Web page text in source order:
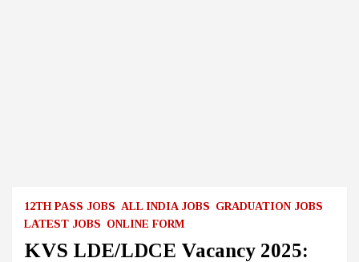
12TH PASS JOBS ALL INDIA JOBS GRADUATION JOBS
LATEST JOBS ONLINE FORM
KVS LDE/LDCE Vacancy 2025: